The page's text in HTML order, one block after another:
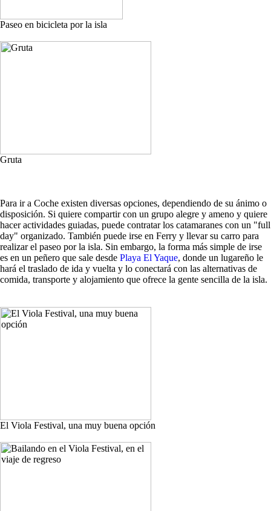
Paseo en bicicleta por la isla
Gruta
Para ir a Coche existen diversas opciones, dependiendo de su ánimo o
disposición. Si quiere compartir con un grupo alegre y ameno y quiere
hacer actividades guiadas, puede contratar los catamaranes con un "full
day" organizado. También puede irse en Ferry y llevar su carro para
realizar el paseo por la isla. Sin embargo, la forma más simple de irse
es en un peñero que sale desde Playa El Yaque, donde un lugareño le
hará el traslado de ida y vuelta y lo conectará con las alternativas de
comida, transporte y alojamiento que ofrece la gente sencilla de la isla.
El Viola Festival, una muy buena opción